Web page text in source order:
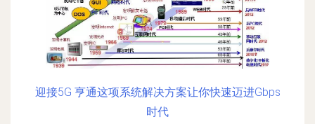
迎接5G 亨通这项系统解决方案让你快速迈进Gbps
时代